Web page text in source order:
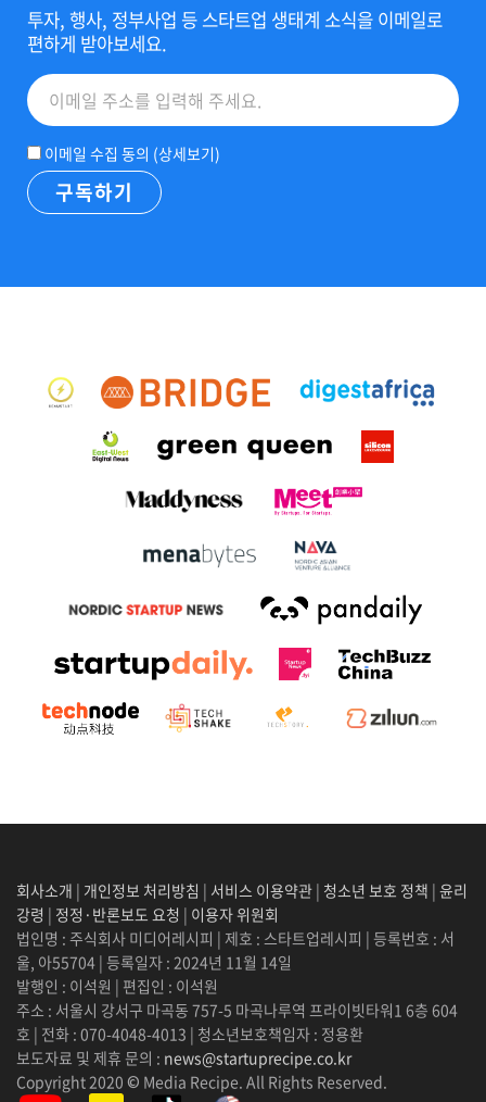
투자, 행사, 정부사업 등 스타트업 생태계 소식을 이메일로
편하게 받아보세요.
이메일 수집 동의 (상세보기)
회사소개 | 개인정보 처리방침 | 서비스 이용약관 | 청소년 보호 정책 | 윤리
강령 | 정정·반론보도 요청 | 이용자 위원회
법인명 : 주식회사 미디어레시피 | 제호 : 스타트업레시피 | 등록번호 : 서
울, 아55704 | 등록일자 : 2024년 11월 14일
발행인 : 이석원 | 편집인 : 이석원
주소 : 서울시 강서구 마곡동 757-5 마곡나루역 프라이빗타워1 6층 604
호 | 전화 : 070-4048-4013 | 청소년보호책임자 : 정용환
보도자료 및 제휴 문의 : news@startuprecipe.co.kr
Copyright 2020 © Media Recipe. All Rights Reserved.